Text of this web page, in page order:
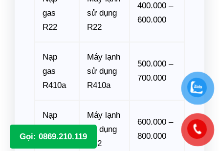
Gọi: 0869.210.119
gas
R22
sử dụng
R22
400.000 –
600.000
Nạp
gas
R410a
Máy lạnh
sử dụng
R410a
500.000 –
700.000
Nạp
Máy lạnh
sử dụng
R32
600.000 –
800.000